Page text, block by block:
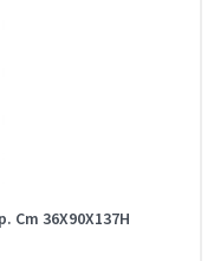
36X90X137H